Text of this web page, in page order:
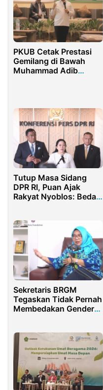
PKUB Cetak Prestasi
Gemilang di Bawah
Muhammad Adib
Tutup Masa Sidang
DPR RI, Puan Ajak
Rakyat Nyoblos: Beda
Sekretaris BRGM
Tegaskan Tidak Pernah
Membedakan Gender